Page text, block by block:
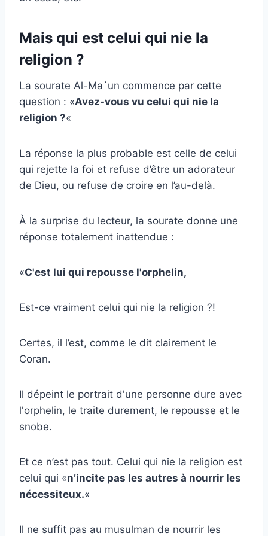
Mais qui est celui qui nie la
religion ?
La sourate Al-Ma`un commence par cette
question : «Avez-vous vu celui qui nie la
religion ?«
La réponse la plus probable est celle de celui
qui rejette la foi et refuse d’être un adorateur
de Dieu, ou refuse de croire en l’au-delà.
À la surprise du lecteur, la sourate donne une
réponse totalement inattendue :
«C'est lui qui repousse l'orphelin,
Est-ce vraiment celui qui nie la religion ?!
Certes, il l’est, comme le dit clairement le
Coran.
Il dépeint le portrait d'une personne dure avec
l'orphelin, le traite durement, le repousse et le
snobe.
Et ce n’est pas tout. Celui qui nie la religion est
celui qui «n’incite pas les autres à nourrir les
nécessiteux.«
Il ne suffit pas au musulman de nourrir les